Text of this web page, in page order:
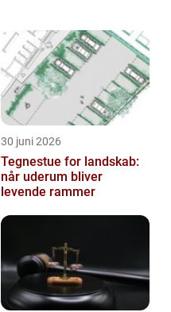
30 juni 2026
Tegnestue for landskab:
når uderum bliver
levende rammer